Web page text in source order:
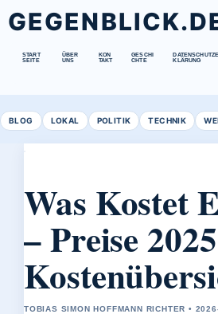
START
SEITE
ÜBER
UNS
KON
TAKT
GESCHI
CHTE
KLÄRUNG
BLOG LOKAL POLITIK TECHNIK
Was Kostet
– Preise 2025
TOBIAS SIMON HOFFMANN RICHTER •